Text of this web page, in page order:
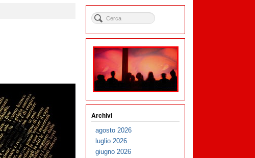
Archivi
agosto 2026
luglio 2026
giugno 2026